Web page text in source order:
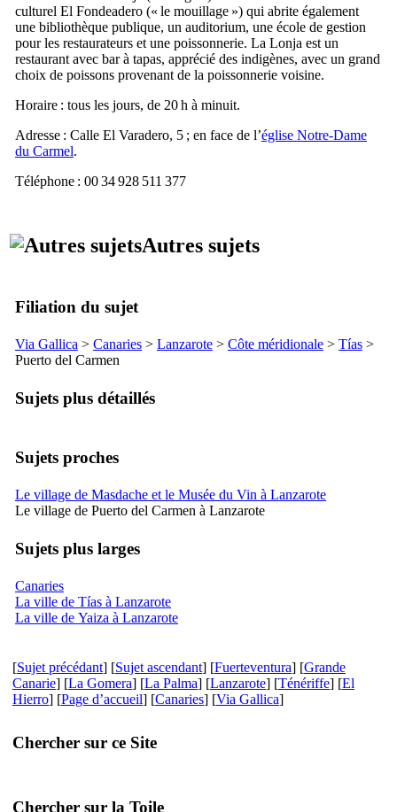
culturel El Fondeadero (« le mouillage ») qui abrite également
une bibliothèque publique, un auditorium, une école de gestion
pour les restaurateurs et une poissonnerie. La Lonja est un
restaurant avec bar à tapas, apprécié des indigènes, avec un grand
choix de poissons provenant de la poissonnerie voisine.
Horaire : tous les jours, de 20 h à minuit.
Adresse : Calle El Varadero, 5 ; en face de l’église Notre-Dame
du Carmel.
Téléphone : 00 34 928 511 377
Autres sujets
Filiation du sujet
Via Gallica > Canaries > Lanzarote > Côte méridionale > Tías >
Puerto del Carmen
Sujets plus détaillés
Sujets proches
Le village de Masdache et le Musée du Vin à Lanzarote
Le village de Puerto del Carmen à Lanzarote
Sujets plus larges
Canaries
La ville de Tías à Lanzarote
La ville de Yaiza à Lanzarote
[Sujet précédant] [Sujet ascendant] [Fuerteventura] [Grande
Canarie] [La Gomera] [La Palma] [Lanzarote] [Ténériffe] [El
Hierro] [Page d’accueil] [Canaries] [Via Gallica]
Chercher sur ce Site
Chercher sur la Toile